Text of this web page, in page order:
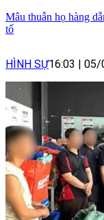
Mâu thuẫn họ hàng
tố
HÌNH SỰ16:03 | 05/